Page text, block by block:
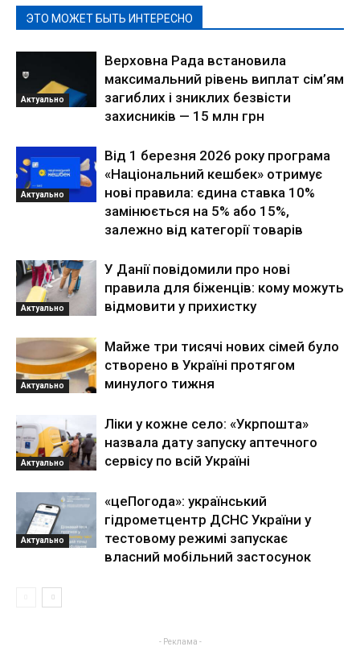
ЭТО МОЖЕТ БЫТЬ ИНТЕРЕСНО
Актуально
Верховна Рада встановила
максимальний рівень виплат сім’ям
загиблих і зниклих безвісти
захисників — 15 млн грн
Актуально
Від 1 березня 2026 року програма
«Національний кешбек» отримує
нові правила: єдина ставка 10%
замінюється на 5% або 15%,
залежно від категорії товарів
Актуально
У Данії повідомили про нові
правила для біженців: кому можуть
відмовити у прихистку
Актуально
Майже три тисячі нових сімей було
створено в Україні протягом
минулого тижня
Актуально
Ліки у кожне село: «Укрпошта»
назвала дату запуску аптечного
сервісу по всій Україні
Актуально
«цеПогода»: український
гідрометцентр ДСНС України у
тестовому режимі запускає
власний мобільний застосунок
- Реклама -